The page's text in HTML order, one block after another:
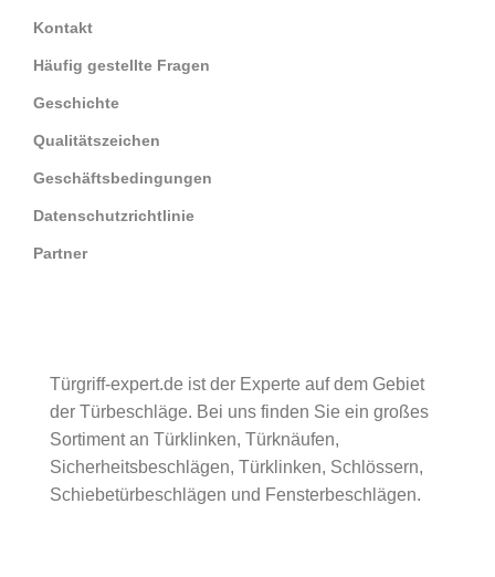
Kontakt
Häufig gestellte Fragen
Geschichte
Qualitätszeichen
Geschäftsbedingungen
Datenschutzrichtlinie
Partner
Türgriff-expert.de ist der Experte auf dem Gebiet
der Türbeschläge. Bei uns finden Sie ein großes
Sortiment an Türklinken, Türknäufen,
Sicherheitsbeschlägen, Türklinken, Schlössern,
Schiebetürbeschlägen und Fensterbeschlägen.